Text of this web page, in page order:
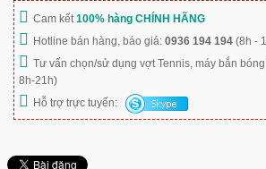
Cam kết100% hàng CHÍNH HÃNG
Hotline bán hàng, báo giá: 0936 194 194 (8h -
Tư vấn chọn/sử dụng vợt Tennis, máy bắn
8h-21h)
Hỗ trợ trực tuyến: